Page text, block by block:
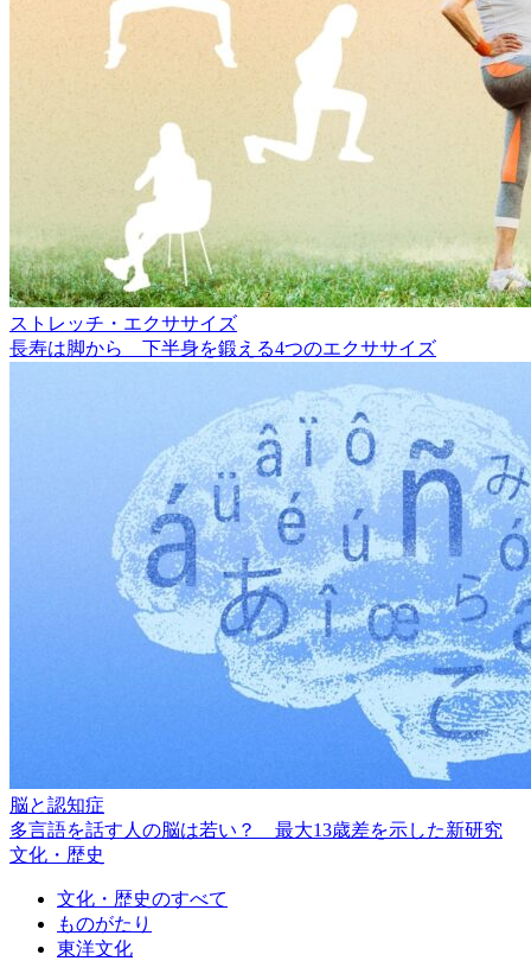
ストレッチ・エクササイズ
長寿は脚から 下半身を鍛える4つのエクササイズ
脳と認知症
多言語を話す人の脳は若い？ 最大13歳差を示した新研究
文化・歴史
文化・歴史のすべて
ものがたり
東洋文化